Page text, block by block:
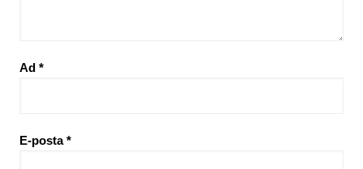
Ad *
E-posta*